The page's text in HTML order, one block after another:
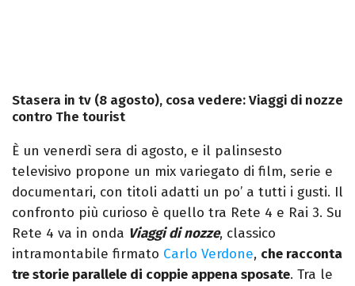
Stasera in tv (8 agosto), cosa vedere: Viaggi di nozze
contro The tourist
È un venerdì sera di agosto, e il palinsesto
televisivo propone un mix variegato di film, serie e
documentari, con titoli adatti un po’ a tutti i gusti. Il
confronto più curioso è quello tra Rete 4 e Rai 3. Su
Rete 4 va in onda Viaggi di nozze, classico
intramontabile firmato Carlo Verdone, che racconta
tre storie parallele di coppie appena sposate. Tra le